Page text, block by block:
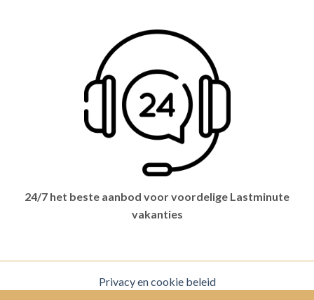
24/7 het beste aanbod voor voordelige Lastminute
vakanties
Privacy en cookie beleid